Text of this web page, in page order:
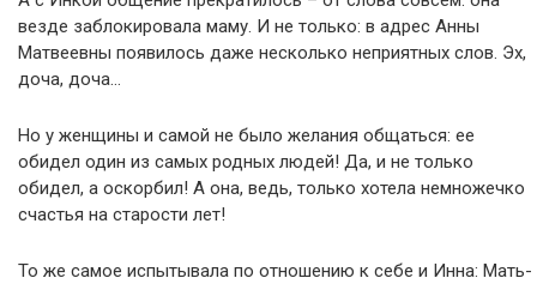
везде заблокировала маму. И не только: в адрес Анны
Матвеевны появилось даже несколько неприятных слов. Эх,
доча, доча…
Но у женщины и самой не было желания общаться: ее
обидел один из самых родных людей! Да, и не только
обидел, а оскорбил! А она, ведь, только хотела немножечко
счастья на старости лет!
То же самое испытывала по отношению к себе и Инна: Мать-